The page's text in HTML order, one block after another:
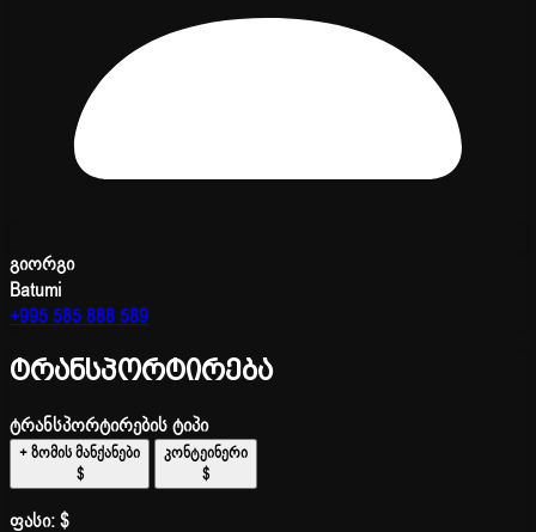
გიორგი
Batumi
+995 585 888 589
ტრანსპორტირება
ტრანსპორტირების ტიპი
+ ზომის მანქანები
$
კონტეინერი
$
ფასი:$